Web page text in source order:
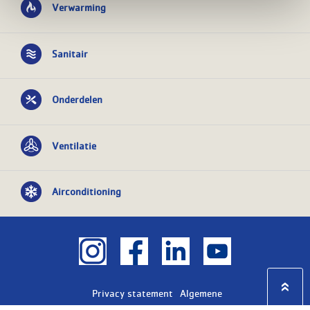
Verwarming
Sanitair
Onderdelen
Ventilatie
Airconditioning
Privacy statement
Algemene